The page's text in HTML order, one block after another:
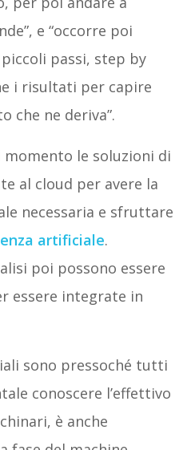
e “occorre poi
passi, step by
i risultati per capire
che ne deriva”.
momento le soluzioni di
al cloud per avere la
necessaria e sfruttare
artificiale.
poi possono essere
essere integrate in
sono pressoché tutti
conoscere l’effettivo
è anche